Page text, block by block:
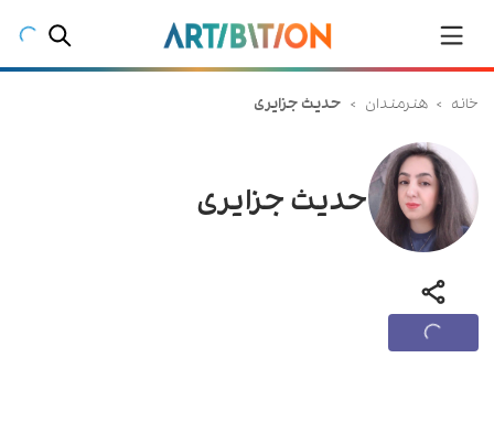
خانه > هنرمندان > حدیث جزایری
حدیث جزایری